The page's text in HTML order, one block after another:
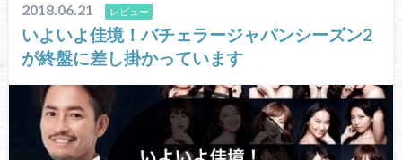
2018.06.21 レビュー
いよいよ佳境！バチェラージャパンシーズン2
が終盤に差し掛かっています